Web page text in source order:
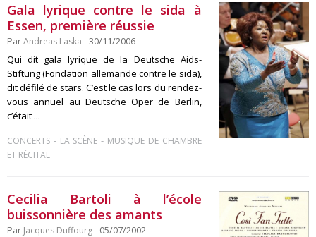
Gala lyrique contre le sida à
Essen, première réussie
ParAndreas Laska - 30/11/2006
Qui dit gala lyrique de la Deutsche Aids-
Stiftung (Fondation allemande contre le sida),
dit défilé de stars. C’est le cas lors du rendez-
vous annuel au Deutsche Oper de Berlin,
c’était ...
CONCERTS - LA SCÈNE - MUSIQUE DE CHAMBRE
ET RÉCITAL
Cecilia Bartoli à l’école
buissonnière des amants
Par Jacques Duffourg- 05/07/2002